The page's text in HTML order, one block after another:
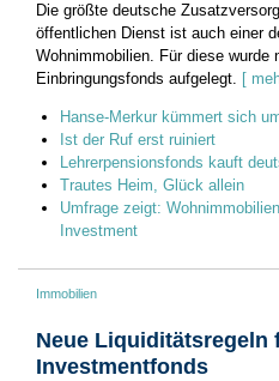
Die größte deutsche
öffentlichen Dienst ist auch einer
Wohnimmobilien. Für diese wurde
Einbringungsfonds aufgelegt. [
Hanse-Merkur kümmert sich
Ist der Ruf erst ruiniert
Lehrerpensionsfonds kauft
Trautes Heim, Glück allein
Umfrage zeigt:
Investment
Immobilien
Neue Liquiditätsregeln
Investmentfonds